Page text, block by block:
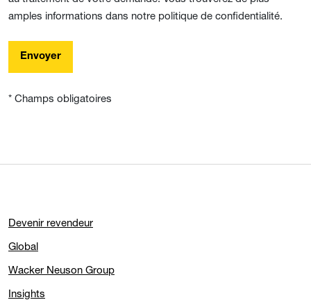
amples informations dans notre politique de confidentialité.
Envoyer
* Champs obligatoires
Devenir revendeur
Global
Wacker Neuson Group
Insights